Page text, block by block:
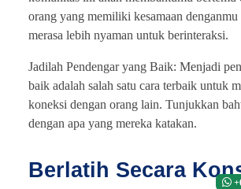
orang yang memiliki kesamaan denganmu
merasa lebih nyaman untuk berinteraksi.
Jadilah Pendengar yang Baik: Menjadi
baik adalah salah satu cara terbaik untuk
koneksi dengan orang lain. Tunjukkan
dengan apa yang mereka katakan.
Berlatih Secara